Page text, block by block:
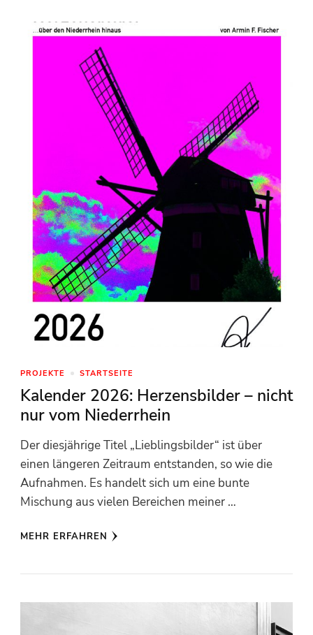
PROJEKTE STARTSEITE
Kalender 2026: Herzensbilder – nicht
nur vom Niederrhein
Der diesjährige Titel „Lieblingsbilder“ ist über
einen längeren Zeitraum entstanden, so wie die
Aufnahmen. Es handelt sich um eine bunte
Mischung aus vielen Bereichen meiner …
MEHR ERFAHREN